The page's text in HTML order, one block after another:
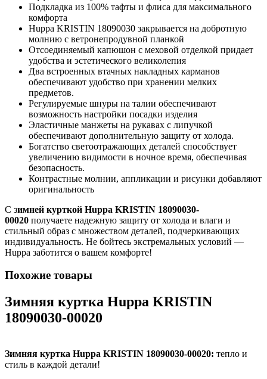
Подкладка из 100% тафты и флиса для максимального
комфорта
Huppa KRISTIN 18090030 закрывается на добротную
молнию с ветронепродувной планкой
Отсоединяемый капюшон с меховой отделкой придает
удобства и эстетического великолепия
Два встроенных втачных накладных карманов
обеспечивают удобство при хранении мелких
предметов.
Регулируемые шнуры на талии обеспечивают
возможность настройки посадки изделия
Эластичные манжеты на рукавах с липучкой
обеспечивают дополнительную защиту от холода.
Богатство светоотражающих деталей способствует
увеличению видимости в ночное время, обеспечивая
безопасность.
Контрастные молнии, аппликации и рисунки добавляют
оригинальность
С зимней курткой Huppa KRISTIN 18090030-
00020 получаете надежную защиту от холода и влаги и
стильный образ с множеством деталей, подчеркивающих
индивидуальность. Не бойтесь экстремальных условий —
Huppa заботится о вашем комфорте!
Похожие товары
Зимняя куртка Huppa KRISTIN
18090030-00020
Зимняя куртка Huppa KRISTIN 18090030-00020: тепло и
стиль в каждой детали!